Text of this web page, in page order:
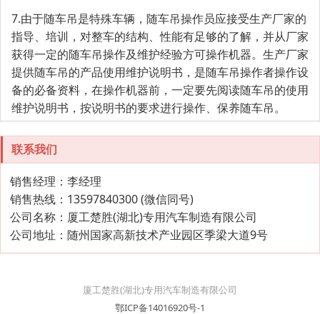
7.由于随车吊是特殊车辆，随车吊操作员应接受生产厂家的
指导、培训，对整车的结构、性能有足够的了解，并从厂家
获得一定的随车吊操作及维护经验方可操作机器。生产厂家
提供随车吊的产品使用维护说明书，是随车吊操作者操作设
备的必备资料，在操作机器前，一定要先阅读随车吊的使用
维护说明书，按说明书的要求进行操作、保养随车吊。
联系我们
销售经理：李经理
销售热线：13597840300 (微信同号)
公司名称：厦工楚胜(湖北)专用汽车制造有限公司
公司地址：随州国家高新技术产业园区季梁大道9号
厦工楚胜(湖北)专用汽车制造有限公司
鄂ICP备14016920号-1